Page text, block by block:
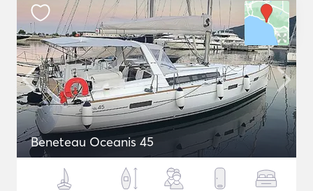
Beneteau Oceanis 45